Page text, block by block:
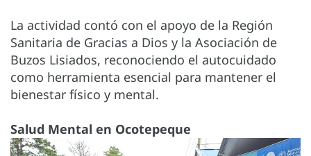
La actividad contó con el apoyo de la Región
Sanitaria de Gracias a Dios y la Asociación de
Buzos Lisiados, reconociendo el autocuidado
como herramienta esencial para mantener el
bienestar físico y mental.
Salud Mental en Ocotepeque